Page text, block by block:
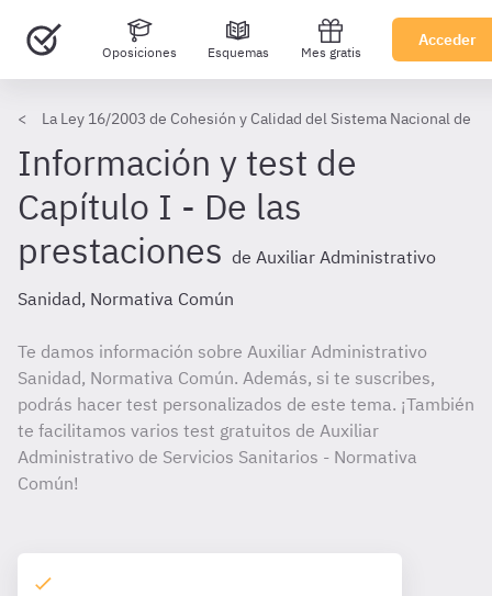
Oposiciones Esquemas Mes gratis
Acceder
La Ley 16/2003 de Cohesión y Calidad del Sistema Nacional de
Información y test de
Capítulo I - De las
prestaciones de Auxiliar Administrativo
Sanidad, Normativa Común
Te damos información sobre Auxiliar Administrativo
Sanidad, Normativa Común. Además, si te suscribes,
podrás hacer test personalizados de este tema. ¡También
te facilitamos varios test gratuitos de Auxiliar
Administrativo de Servicios Sanitarios - Normativa
Común!